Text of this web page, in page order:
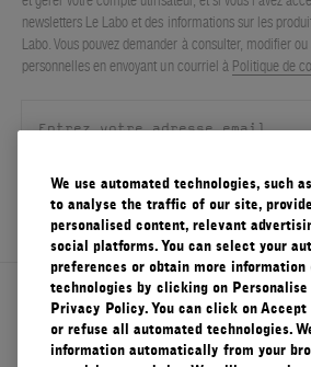
À propos de Le Labo
newsletters Le Labo et des informations sur les
Labo. Vous pouvez demander à consulter, modifier
personnelles en envoyant un courriel à Politique de
We use automated technologies, such
to analyse the traffic of our site,
personalised content, relevant
social platforms. You can select your
preferences or obtain more information
technologies by clicking on
Privacy Policy. You can click on
or refuse all automated technologies.
information automatically from your